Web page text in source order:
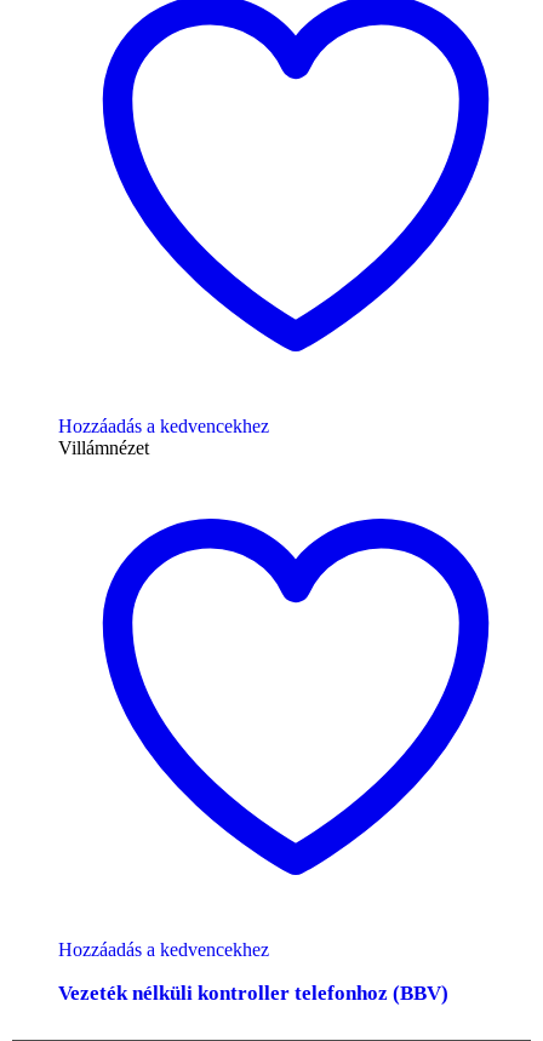
Hozzáadás a kedvencekhez
Villámnézet
Hozzáadás a kedvencekhez
Vezeték nélküli kontroller telefonhoz (BBV)